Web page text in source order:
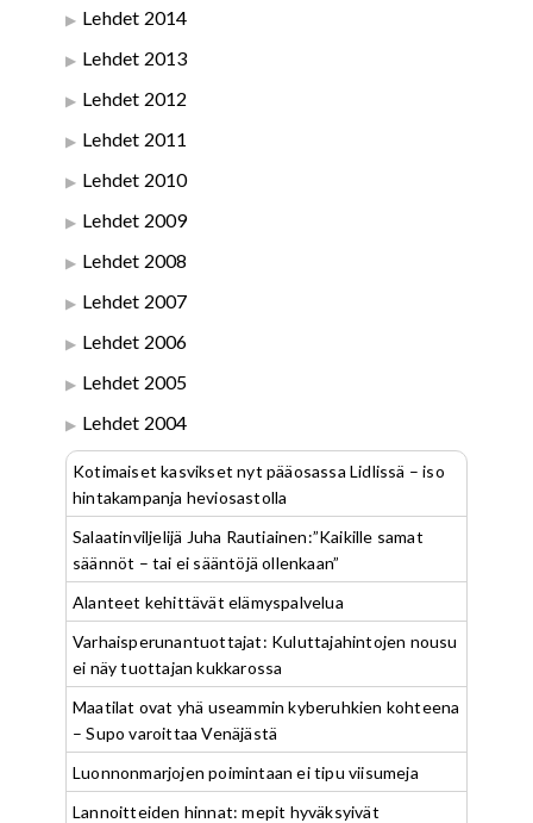
Lehdet 2014
Lehdet 2013
Lehdet 2012
Lehdet 2011
Lehdet 2010
Lehdet 2009
Lehdet 2008
Lehdet 2007
Lehdet 2006
Lehdet 2005
Lehdet 2004
Kotimaiset kasvikset nyt pääosassa Lidlissä – iso
hintakampanja heviosastolla
Salaatinviljelijä Juha Rautiainen:”Kaikille samat
säännöt – tai ei sääntöjä ollenkaan”
Alanteet kehittävät elämyspalvelua
Varhaisperunantuottajat: Kuluttajahintojen nousu
ei näy tuottajan kukkarossa
Maatilat ovat yhä useammin kyberuhkien kohteena
– Supo varoittaa Venäjästä
Luonnonmarjojen poimintaan ei tipu viisumeja
Lannoitteiden hinnat: mepit hyväksyivät